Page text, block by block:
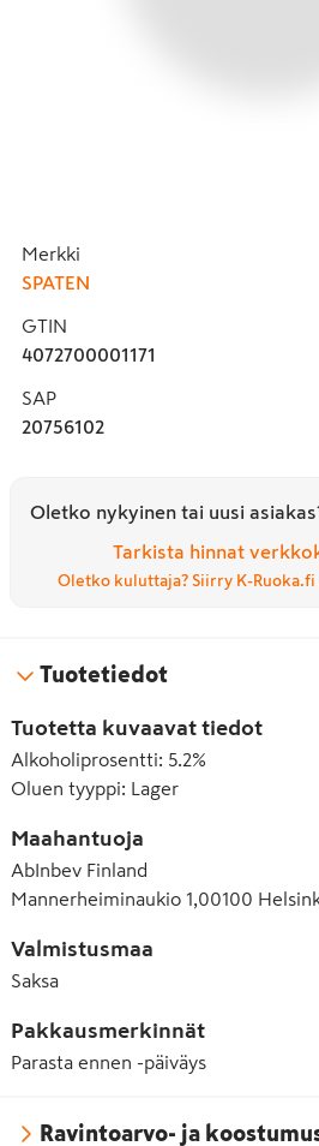
Merkki
SPATEN
GTIN
4072700001171
SAP
20756102
Oletko nykyinen tai uusi
Tarkista hinnat
Oletko kuluttaja? Siirry K-
Tuotetiedot
Tuotetta kuvaavat tiedot
Alkoholiprosentti: 5.2%
Oluen tyyppi: Lager
Maahantuoja
AbInbev Finland
Mannerheiminaukio 1,00100
Valmistusmaa
Saksa
Pakkausmerkinnät
Parasta ennen -päiväys
Ravintoarvo- ja